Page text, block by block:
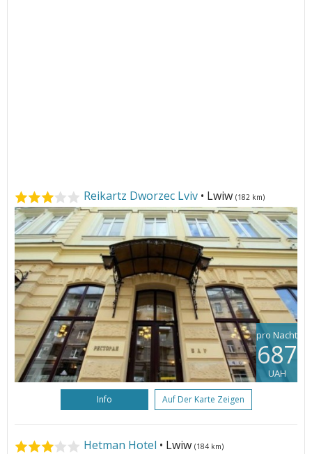
Reikartz Dworzec Lviv • Lwiw (182 km)
pro Nacht
687
UAH
Info Auf Der Karte Zeigen
Hetman Hotel • Lwiw (184 km)